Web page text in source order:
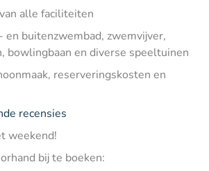
alle faciliteiten
en buitenzwembad, zwemvijver,
bowlingbaan en diverse speeltuinen
reserveringskosten en
recensies
weekend!
bij te boeken: